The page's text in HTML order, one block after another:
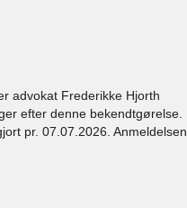
advokat Frederikke Hjorth
efter denne bekendtgørelse.
pr. 07.07.2026. Anmeldelsen